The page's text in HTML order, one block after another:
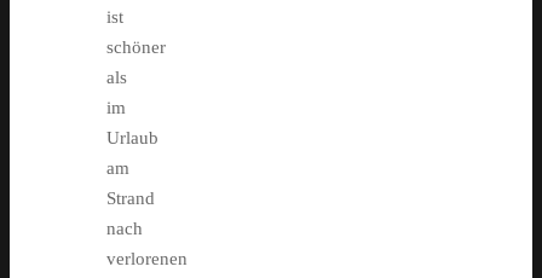
ist
schöner
als
im
Urlaub
am
Strand
nach
verlorenen